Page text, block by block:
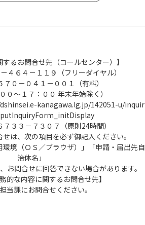
するお問合せ先（コールセンター）】
４６４－１１９（フリーダイヤル）
７０－０４１－００１（有料）
０～１７：００ 年末年始除く）
kanagawa.lg.jp/142051-u/inquir
７３３－７３０７（原則24時間）
は、次の項目を必ず御記入ください。
環境（ＯＳ／ブラウザ）」「申請・届出先自
治体名」
お問合せに回答できない場合があります。
的な内容に関するお問合せ先】
当課にお問合せください。